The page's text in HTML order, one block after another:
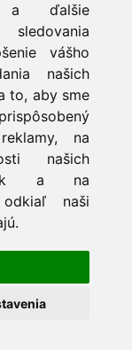
a ďalšie
vášho
našich
to, aby sme
na
našich
a na
naši
Web
na
v
Čo
Kompletný
AWS: Tipy pre
chrániť svoje